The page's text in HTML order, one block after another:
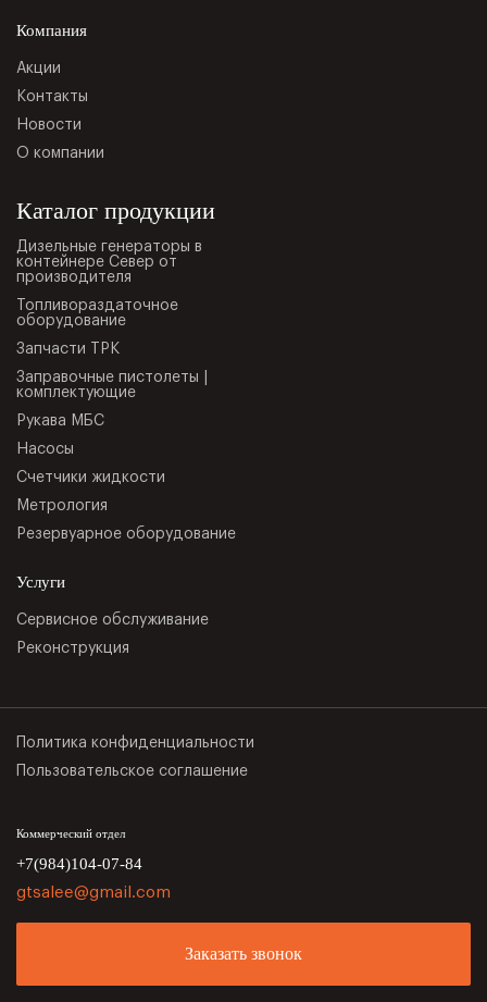
Компания
Акции
Контакты
Новости
О компании
Каталог продукции
Дизельные генераторы в
контейнере Север от
производителя
Топливораздаточное
оборудование
Запчасти ТРК
Заправочные пистолеты |
комплектующие
Рукава МБС
Насосы
Счетчики жидкости
Метрология
Резервуарное оборудование
Услуги
Сервисное обслуживание
Реконструкция
Политика конфиденциальности
Пользовательское соглашение
Коммерческий отдел
+7(984)104-07-84
gtsalee@gmail.com
Заказать звонок